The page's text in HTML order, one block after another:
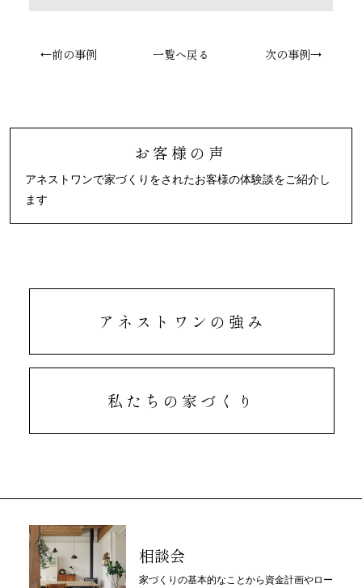
←前の事例 一覧へ戻る 次の事例→
お客様の声
アネストワンで家づくりをされたお客様の体験談をご紹介し
ます
アネストワンの強み
私たちの家づくり
相談会
家づくりの基本的なことから資金計画やロー